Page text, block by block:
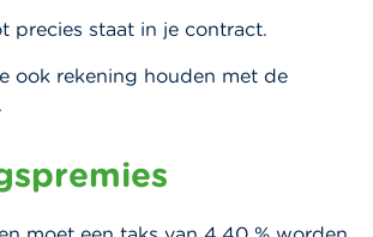
precies staat in je contract.
ook rekening houden met de